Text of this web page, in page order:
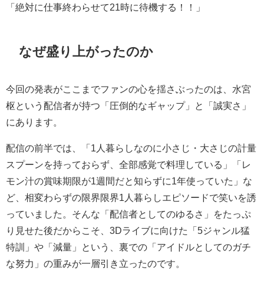
「絶対に仕事終わらせて21時に待機する！！」
なぜ盛り上がったのか
今回の発表がここまでファンの心を揺さぶったのは、水宮
枢という配信者が持つ「圧倒的なギャップ」と「誠実さ」
にあります。
配信の前半では、「1人暮らしなのに小さじ・大さじの計量
スプーンを持っておらず、全部感覚で料理している」「レ
モン汁の賞味期限が1週間だと知らずに1年使っていた」な
ど、相変わらずの限界限界1人暮らしエピソードで笑いを誘
っていました。そんな「配信者としてのゆるさ」をたっぷ
り見せた後だからこそ、3Dライブに向けた「5ジャンル猛
特訓」や「減量」という、裏での「アイドルとしてのガチ
な努力」の重みが一層引き立ったのです。